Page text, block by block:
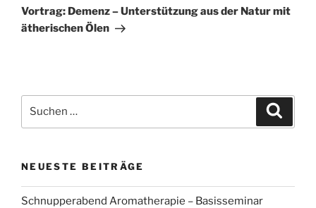
Beitrag
Vortrag: Demenz – Unterstützung aus der Natur mit
ätherischen Ölen
nach:
NEUESTE BEITRÄGE
Schnupperabend Aromatherapie – Basisseminar